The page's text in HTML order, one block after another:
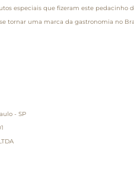
especiais que fizeram este pedacinho
tornar uma marca da gastronomia no
- SP